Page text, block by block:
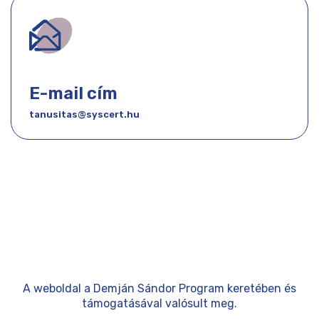
E-mail cím
tanusitas@syscert.hu
A weboldal a Demján Sándor Program keretében és
támogatásával valósult meg.